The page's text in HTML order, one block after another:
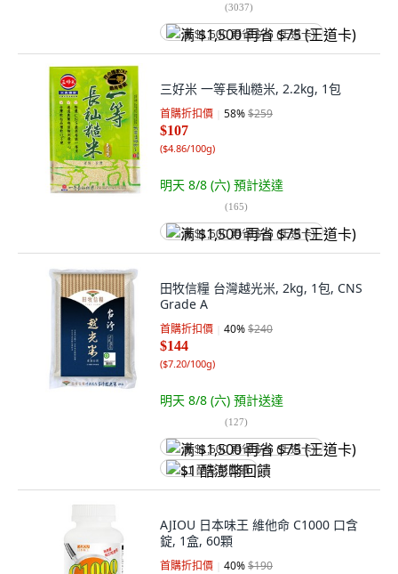
(3037)
满 $1,500 再省 $75 (王道卡)
三好米 一等長秈糙米, 2.2kg, 1包
首購折扣價 58%$259
$107
($4.86/100g)
明天 8/8 (六) 預計送達
(165)
满 $1,500 再省 $75 (王道卡)
田牧信糧 台灣越光米, 2kg, 1包, CNS
Grade A
首購折扣價 40%$240
$144
($7.20/100g)
明天 8/8 (六) 預計送達
(127)
满 $1,500 再省 $75 (王道卡)
$1 酷澎幣回饋
AJIOU 日本味王 維他命 C1000 口含
錠, 1盒, 60顆
首購折扣價 40%$190